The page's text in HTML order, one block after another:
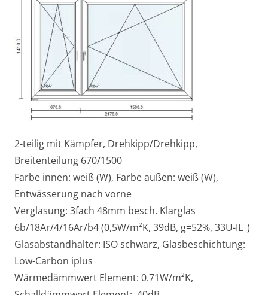
2-teilig mit Kämpfer, Drehkipp/Drehkipp,
Breitenteilung 670/1500
Farbe innen: weiß (W), Farbe außen: weiß (W),
Entwässerung nach vorne
Verglasung: 3fach 48mm besch. Klarglas
6b/18Ar/4/16Ar/b4 (0,5W/m²K, 39dB, g=52%, 33U-IL_)
Glasabstandhalter: ISO schwarz, Glasbeschichtung:
Low-Carbon iplus
Wärmedämmwert Element: 0.71W/m²K,